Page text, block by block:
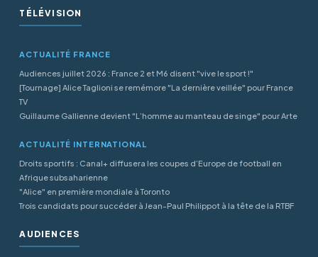
TÉLÉVISION
ACTUALITÉ FRANCE
Audiences juillet 2026 : France 2 et M6 disent "vive le sport !"
[Tournage] Alice Taglioni se remémore "La dernière veillée" pour France
TV
Guillaume Gallienne devient "L’homme au manteau de singe" pour Arte
ACTUALITÉ INTERNATIONAL
Droits sportifs : Canal+ diffusera les coupes d’Europe de football en
Afrique subsaharienne
"Alice" en première mondiale à Toronto
Trois candidats pour succéder à Jean-Paul Philippot à la tête de la RTBF
AUDIENCES